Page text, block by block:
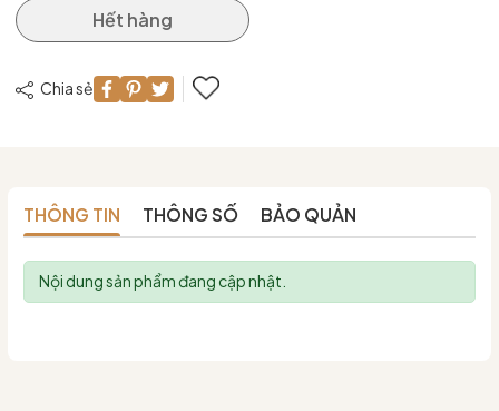
Hết hàng
Chia sẻ
THÔNG TIN THÔNG SỐ BẢO QUẢN
Nội dung sản phẩm đang cập nhật.